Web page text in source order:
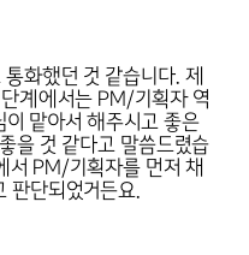
화했던 것 같습니다. 제
계에서는 PM/기획자 역
맡아서 해주시고 좋은
을 것 같다고 말씀드렸습
서 PM/기획자를 먼저 채
단되었거든요.